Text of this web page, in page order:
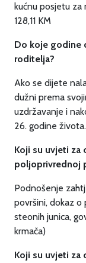
kućnu posjetu za
128,11 KM
Do koje godine
roditelja?
Ako se dijete
dužni prema
uzdržavanje i
26. godine života.
Koji su uvjeti za
poljoprivrednoj
Podnošenje
površini, dokaz o
steonih junica,
krmača)
Koji su uvjeti za